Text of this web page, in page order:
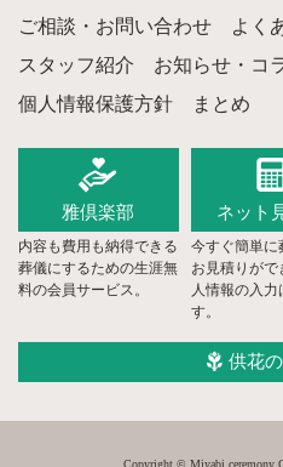
ご相談・お問い合わせ
よく
スタッフ紹介
お知らせ・コ
個人情報保護方針
まとめ
雅倶楽部
内容も費用も納得できる
葬儀にするための生涯無
料の会員サービス。
ネット
今すぐ簡単に
お見積りがで
人情報の入力
す。
供花
Copyright © Miyabi ceremony